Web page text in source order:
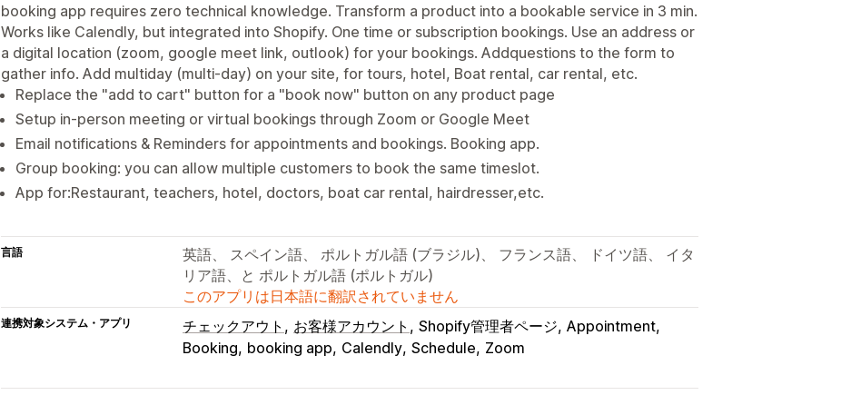
booking app requires zero technical knowledge. Transform a product into a bookable service in 3 min.
Works like Calendly, but integrated into Shopify. One time or subscription bookings. Use an address or
a digital location (zoom, google meet link, outlook) for your bookings. Addquestions to the form to
gather info. Add multiday (multi-day) on your site, for tours, hotel, Boat rental, car rental, etc.
Replace the "add to cart" button for a "book now" button on any product page
Setup in-person meeting or virtual bookings through Zoom or Google Meet
Email notifications & Reminders for appointments and bookings. Booking app.
Group booking: you can allow multiple customers to book the same timeslot.
App for:Restaurant, teachers, hotel, doctors, boat car rental, hairdresser,etc.
言語
英語、 スペイン語、 ポルトガル語 (ブラジル)、 フランス語、 ドイツ語、 イタ
リア語、と ポルトガル語 (ポルトガル)
このアプリは日本語に翻訳されていません
連携対象システム・アプリ チェックアウト お客様アカウント Shopify管理者ページ Appointment
Booking booking app Calendly Schedule Zoom